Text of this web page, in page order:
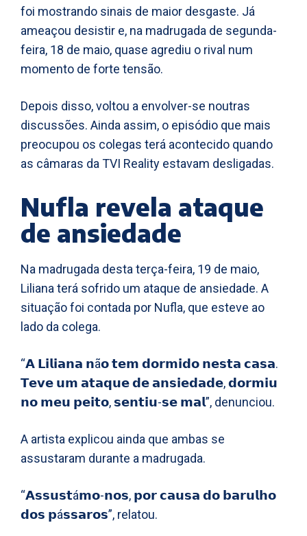
foi mostrando sinais de maior desgaste. Já
ameaçou desistir e, na madrugada de segunda-
feira, 18 de maio, quase agrediu o rival num
momento de forte tensão.
Depois disso, voltou a envolver-se noutras
discussões. Ainda assim, o episódio que mais
preocupou os colegas terá acontecido quando
as câmaras da TVI Reality estavam desligadas.
Nufla revela ataque
de ansiedade
Na madrugada desta terça-feira, 19 de maio,
Liliana terá sofrido um ataque de ansiedade. A
situação foi contada por Nufla, que esteve ao
lado da colega.
“𝗔 𝗟𝗶𝗹𝗶𝗮𝗻𝗮 𝗻ã𝗼 𝘁𝗲𝗺 𝗱𝗼𝗿𝗺𝗶𝗱𝗼 𝗻𝗲𝘀𝘁𝗮 𝗰𝗮𝘀𝗮.
𝗧𝗲𝘃𝗲 𝘂𝗺 𝗮𝘁𝗮𝗾𝘂𝗲 𝗱𝗲 𝗮𝗻𝘀𝗶𝗲𝗱𝗮𝗱𝗲, 𝗱𝗼𝗿𝗺𝗶𝘂
𝗻𝗼 𝗺𝗲𝘂 𝗽𝗲𝗶𝘁𝗼, 𝘀𝗲𝗻𝘁𝗶𝘂-𝘀𝗲 𝗺𝗮𝗹”, denunciou.
A artista explicou ainda que ambas se
assustaram durante a madrugada.
“𝗔𝘀𝘀𝘂𝘀𝘁á𝗺𝗼-𝗻𝗼𝘀, 𝗽𝗼𝗿 𝗰𝗮𝘂𝘀𝗮 𝗱𝗼 𝗯𝗮𝗿𝘂𝗹𝗵𝗼
𝗱𝗼𝘀 𝗽á𝘀𝘀𝗮𝗿𝗼𝘀”, relatou.